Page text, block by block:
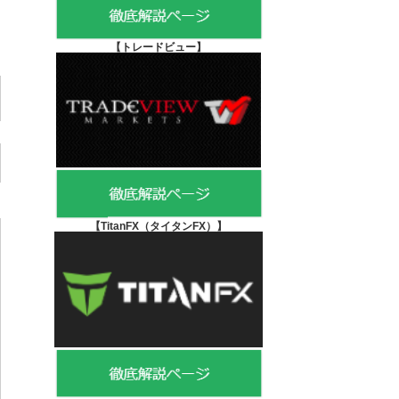
【 トレードビュー】
【TitanFX（タイタンFX） 】